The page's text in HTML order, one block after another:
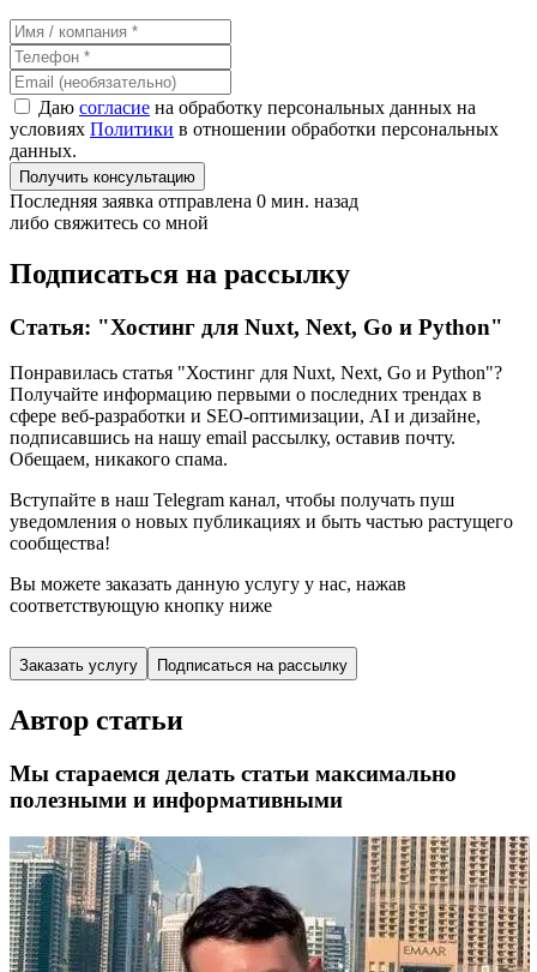
Даю согласие на обработку персональных данных на
условиях Политики в отношении обработки персональных
данных.
Получить консультацию
Последняя заявка отправлена 0 мин. назад
либо свяжитесь со мной
Подписаться на рассылку
Статья: "Хостинг для Nuxt, Next, Go и Python"
Понравилась статья "Хостинг для Nuxt, Next, Go и Python"?
Получайте информацию первыми о последних трендах в
сфере веб-разработки и SEO-оптимизации, AI и дизайне,
подписавшись на нашу email рассылку, оставив почту.
Обещаем, никакого спама.
Вступайте в наш Telegram канал, чтобы получать пуш
уведомления о новых публикациях и быть частью растущего
сообщества!
Вы можете заказать данную услугу у нас, нажав
соответствующую кнопку ниже
Заказать услугу Подписаться на рассылку
Автор статьи
Мы стараемся делать статьи максимально
полезными и информативными